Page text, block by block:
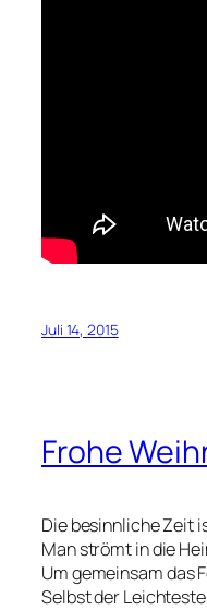
Juli 14, 2015
Frohe
Die besinnliche Zeit
Man strömt in die
Um gemeinsam das
Selbst der